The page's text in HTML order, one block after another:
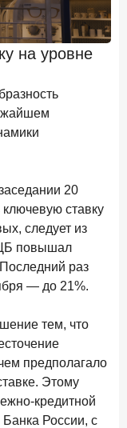
на ТВ
кредитов
стандарты
ИССЛЕДОВАНИЕ
в цифрах
на уровне
20
ставку
следует из
ЦБ повышал
раз
— до 21%.
тем, что
предполагало
Этому
кредитной
России, с